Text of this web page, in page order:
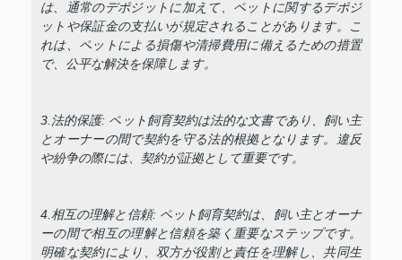
は、通常のデポジットに加えて、ペットに関するデポジ
ットや保証金の支払いが規定されることがあります。こ
れは、ペットによる損傷や清掃費用に備えるための措置
で、公平な解決を保障します。
3.法的保護: ペット飼育契約は法的な文書であり、飼い主
とオーナーの間で契約を守る法的根拠となります。違反
や紛争の際には、契約が証拠として重要です。
4.相互の理解と信頼: ペット飼育契約は、飼い主とオーナ
ーの間で相互の理解と信頼を築く重要なステップです。
明確な契約により、双方が役割と責任を理解し、共同生